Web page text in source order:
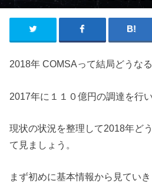
2018年 COMSAって結局どうな
2017年に１１０億円の調達を行
現状の状況を整理して2018年ど
て見ましょう。
まず初めに基本情報から見ていき